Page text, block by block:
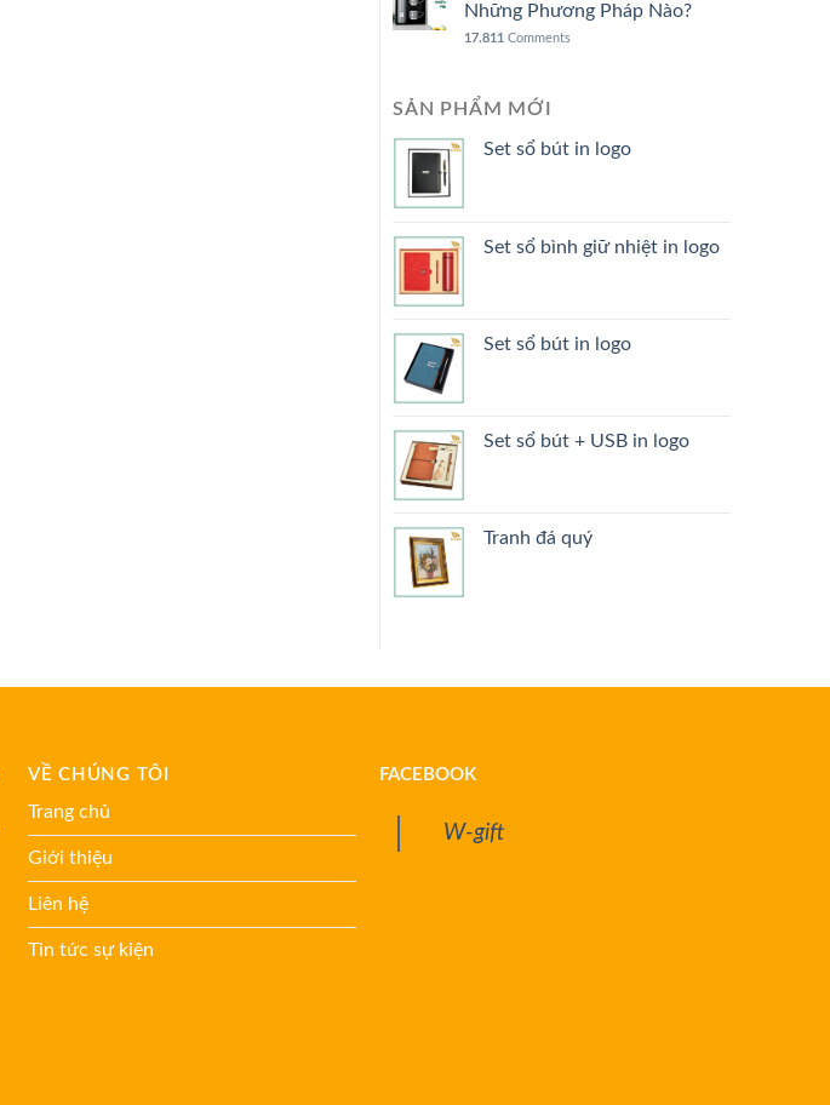
Những Phương Pháp Nào?
17.811 Comments
SẢN PHẨM MỚI
Set sổ bút in logo
Set sổ bình giữ nhiệt in logo
Set sổ bút in logo
Set sổ bút + USB in logo
Tranh đá quý
VỀ CHÚNG TÔI
Trang chủ
Giới thiệu
Liên hệ
Tin tức sự kiện
FACEBOOK
W-gift